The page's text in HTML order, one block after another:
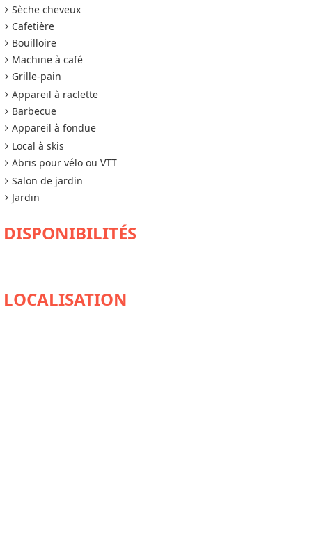
Sèche cheveux
Cafetière
Bouilloire
Machine à café
Grille-pain
Appareil à raclette
Barbecue
Appareil à fondue
Local à skis
Abris pour vélo ou VTT
Salon de jardin
Jardin
DISPONIBILITÉS